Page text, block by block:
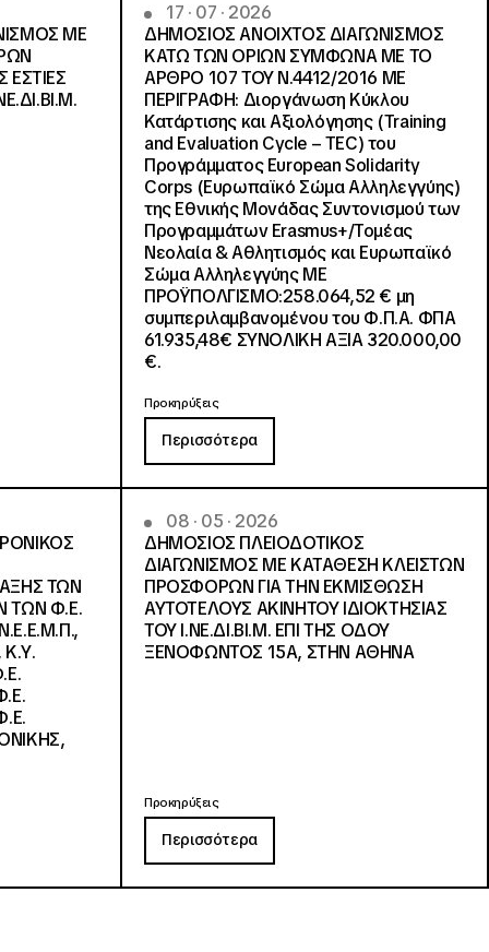
ΜΕ
ΕΣΤΙΕΣ
17 · 07 · 2026
ΔΗΜΟΣΙΟΣ ΑΝΟΙΧΤΟΣ ΔΙΑΓΩΝΙΣΜΟΣ
ΚΑΤΩ ΤΩΝ ΟΡΙΩΝ ΣΥΜΦΩΝΑ ΜΕ ΤΟ
ΑΡΘΡΟ 107 ΤΟΥ Ν.4412/2016 ΜΕ
ΠΕΡΙΓΡΑΦΗ: Διοργάνωση Κύκλου
Κατάρτισης και Αξιολόγησης (Training
and Evaluation Cycle – TEC) του
Προγράμματος European Solidarity
Corps (Ευρωπαϊκό Σώμα Αλληλεγγύης)
της Εθνικής Μονάδας Συντονισμού των
Προγραμμάτων Erasmus+/Τομέας
Νεολαία & Αθλητισμός και Ευρωπαϊκό
Σώμα Αλληλεγγύης ΜΕ
ΠΡΟΫΠΟΛΓΙΣΜΟ:258.064,52 € μη
συμπεριλαμβανομένου του Φ.Π.Α. ΦΠΑ
61.935,48€ ΣΥΝΟΛΙΚΗ ΑΞΙΑ 320.000,00
€.
Προκηρύξεις
Περισσότερα
ΤΩΝ
ΤΩΝ Φ.Ε.
08 · 05 · 2026
ΔΗΜΟΣΙΟΣ ΠΛΕΙΟΔΟΤΙΚΟΣ
ΔΙΑΓΩΝΙΣΜΟΣ ΜΕ ΚΑΤΑΘΕΣΗ ΚΛΕΙΣΤΩΝ
ΠΡΟΣΦΟΡΩΝ ΓΙΑ ΤΗΝ ΕΚΜΙΣΘΩΣΗ
ΑΥΤΟΤΕΛΟΥΣ ΑΚΙΝΗΤΟΥ ΙΔΙΟΚΤΗΣΙΑΣ
ΤΟΥ Ι.ΝΕ.ΔΙ.ΒΙ.Μ. ΕΠΙ ΤΗΣ ΟΔΟΥ
ΞΕΝΟΦΩΝΤΟΣ 15Α, ΣΤΗΝ ΑΘΗΝΑ
Προκηρύξεις
Περισσότερα